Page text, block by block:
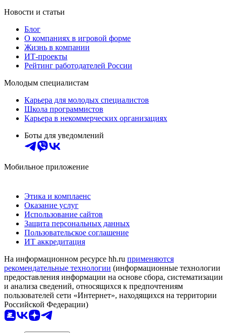
Новости и статьи
Блог
О компаниях в игровой форме
Жизнь в компании
ИТ-проекты
Рейтинг работодателей России
Молодым специалистам
Карьера для молодых специалистов
Школа программистов
Карьера в некоммерческих организациях
Боты для уведомлений
Мобильное приложение
Этика и комплаенс
Оказание услуг
Использование сайтов
Защита персональных данных
Пользовательское соглашение
ИТ аккредитация
На информационном ресурсе hh.ru применяются
рекомендательные технологии (информационные технологии
предоставления информации на основе сбора, систематизации
и анализа сведений, относящихся к предпочтениям
пользователей сети «Интернет», находящихся на территории
Российской Федерации)